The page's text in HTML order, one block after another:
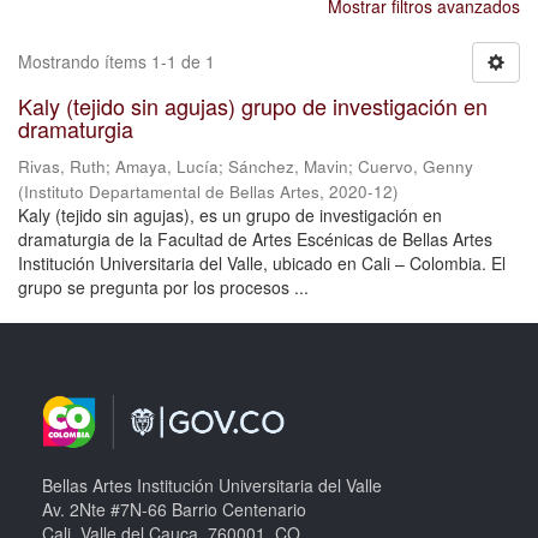
Mostrar filtros avanzados
Mostrando ítems 1-1 de 1
Kaly (tejido sin agujas) grupo de investigación en
dramaturgia
Rivas, Ruth; Amaya, Lucía; Sánchez, Mavin; Cuervo, Genny
(Instituto Departamental de Bellas Artes, 2020-12)
Kaly (tejido sin agujas), es un grupo de investigación en
dramaturgia de la Facultad de Artes Escénicas de Bellas Artes
Institución Universitaria del Valle, ubicado en Cali – Colombia. El
grupo se pregunta por los procesos ...
Bellas Artes Institución Universitaria del Valle
Av. 2Nte #7N-66 Barrio Centenario
Cali, Valle del Cauca, 760001, CO